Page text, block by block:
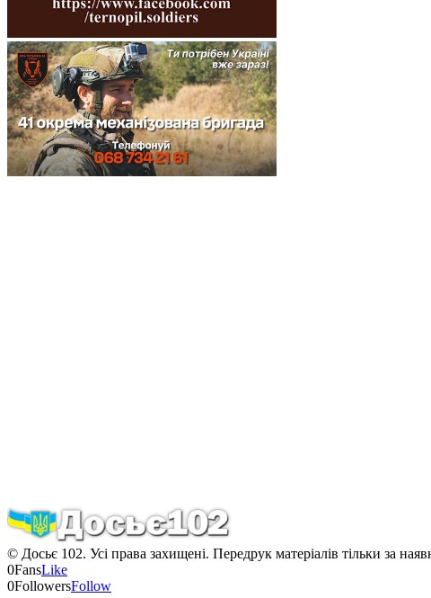
© Досьє 102. Усі права захищені. Передрук матеріалів тільки за
0FansLike
0FollowersFollow